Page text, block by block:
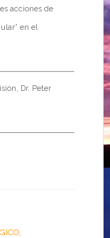
acciones de
en el
Dr. Peter
,